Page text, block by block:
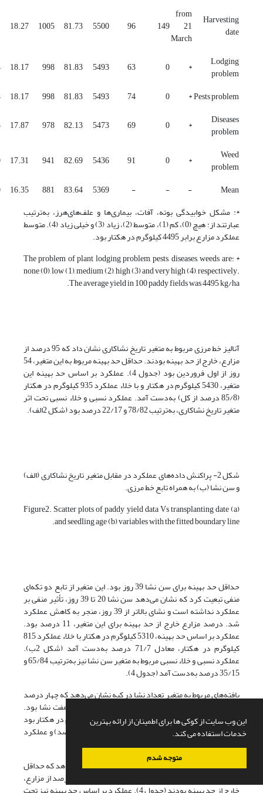
این وب سایت از کوکی ها برای اطمینان از ارائه بهترین
خدمات استفاده می کند.
متوجه شدم
Harvesting
date
from
21
March
149
96
5500
81.73
1005
18.27
Lodging
problem
*
0
63
5493
81.83
998
18.17
Pests problem
*
0
74
5493
81.83
998
18.17
Diseases
problem
*
0
69
5473
82.13
978
17.87
Weed
problem
*
0
91
5436
82.69
941
17.31
Mean
-
-
-
5369
83.64
881
16.35
*: مشکل خوابیدگی بوته، آفات، بیماری‌ها و علف‌های‌هرز، به‌ترتیب
عبارتند از: هیچ (0)، کم (1)، متوسط (2)، زیاد (3) و خیلی زیاد (4). متوسط
عملکرد مزارع برابر 4495 کیلوگرم در هکتار بود.
* The problem of plant lodging problem, pests, diseases, weeds are:
none (0), low (1), medium (2), high (3) and very high (4), respectively.
The average yield in 100 paddy fields was 4495 kg/ha.
آنالیز خط مرزی مربوط به متغیر تاریخ نشاکاری نشان داد که 95 درصد از
مزارع، خارج از حد بهینه بودند. حداقل حد بهینه مربوط به این متغیر، 54
روز از اول فروردین بود (جدول 4). عملکرد بر اساس حد بهینه این
متغیر، 5430 کیلوگرم در هکتار و با خلاء عملکرد 935 کیلوگرم در هکتار
(85/8 درصد از کل) به‌دست آمد. عملکرد نسبی و خلاء نسبی تحت اثر
متغیر تاریخ نشاکاری، به‌ترتیب 78/82 و 22/17 درصد بود (شکل 2الف).
شکل 2- پراکنش داده‌های عملکرد در مقابل متغیر تاریخ نشاکاری (الف)
و سن نشا (ب) به همراه تابع خط مرزی.
Figure2. Scatter plots of paddy yield data Vs transplanting date (a)
and seedling age (b) variables with the fitted boundary line.
حداقل حد بهینه برای سن نشا 39 روز بود. این متغیر از تابع دو تکه‌ای
منفی تبعیت کرد که نشان می‌دهد سن نشا 20 تا 39 روز، تأثیر منفی بر
عملکرد نداشته است و نشای بالاتر از 39 روز، منجر به کاهش عملکرد
شد. درصد مزارع خارج از حد بهینه برای این متغیر، 11 درصد بود.
عملکرد بر اساس حد بهینه، 5310 کیلوگرم در هکتار با خلاء عملکرد 815
کیلوگرم در هکتار، معادل 71/7 درصد به‌دست آمد (شکل 2ب).
عملکرد نسبی و خلاء نسبی مربوط به متغیر سن نشا نیز به‌ترتیب 65/84 و
35/15 درصد به‌دست آمد (جدول 4).
یافته‌های مربوط به متغیر تعداد نشا در کپه نشان می‌دهد که چهار درصد
از مزارع، خارج از حد بهینه بودند و حداقل حد بهینه، هفت نشا بود.
عملکرد بر اساس حد بهینه برای این متغیر، 5351 کیلوگرم در هکتار بود
که دارای خلاء عملکردی 856 کیلوگرم در هکتار (10/8 درصد) و عملکرد
نسبی 84 درصد و خلاء نسبی 16 درصد بود (شکل 3الف).
یافته‌های آنالیز خط مرزی متغیر تراکم کاشت نیز نشان می‌دهد که حداقل
حد بهینه تراکم کاشت، 44 بوته در متر مربع بود و چهار درصد از مزارع،